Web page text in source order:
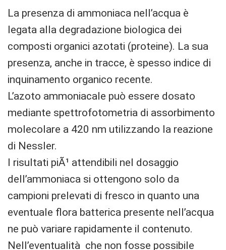
La presenza di ammoniaca nell’acqua è
legata alla degradazione biologica dei
composti organici azotati (proteine). La sua
presenza, anche in tracce, è spesso indice di
inquinamento organico recente.
L’azoto ammoniacale può essere dosato
mediante spettrofotometria di assorbimento
molecolare a 420 nm utilizzando la reazione
di Nessler.
I risultati piÃ¹ attendibili nel dosaggio
dell’ammoniaca si ottengono solo da
campioni prelevati di fresco in quanto una
eventuale flora batterica presente nell’acqua
ne può variare rapidamente il contenuto.
Nell’eventualità che non fosse possibile